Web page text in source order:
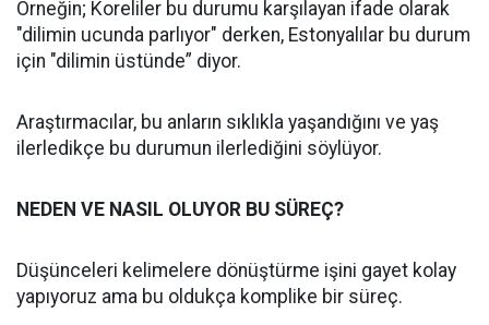
Örneğin; Koreliler bu durumu karşılayan ifade olarak
"dilimin ucunda parlıyor" derken, Estonyalılar bu durum
için "dilimin üstünde” diyor.
Araştırmacılar, bu anların sıklıkla yaşandığını ve yaş
ilerledikçe bu durumun ilerlediğini söylüyor.
NEDEN VE NASIL OLUYOR BU SÜREÇ?
Düşünceleri kelimelere dönüştürme işini gayet kolay
yapıyoruz ama bu oldukça komplike bir süreç.